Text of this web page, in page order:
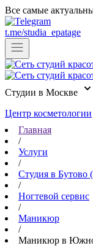
Все самые
t.me/studia_epatage
Cтудии в Москве
Центр косметологии
ул. Партизанская, д.
+7 (903) 184-44-49
м. Бунинская аллея
ул. Адмирала
+7 (909) 999-43-38
м. Бульвар Дмитрия
Главная
/
Услуги
/
Студия в Бутово
/
Ногтевой сервис
/
Маникюр
/
Маникюр в